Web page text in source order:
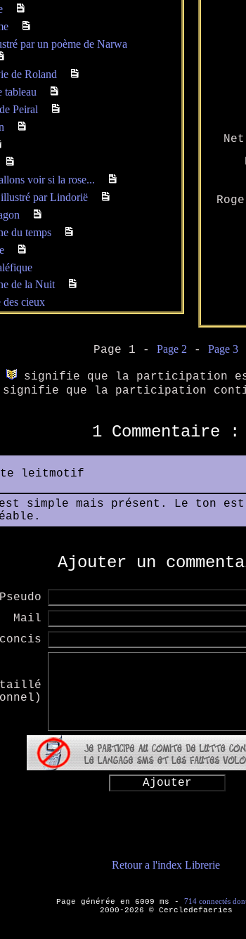
par un poème de Narwa
de Roland
tableau
Peiral
voir si la rose...
par Lindorië
du temps
de la Nuit
cieux
Page 1 - Page 2 - Page 3
signifie que la participation
que la participation
1 Commentaire :
leitmotif
simple mais présent. Le ton est
Ajouter un
Pseudo
Mail
Retour a l'index Librerie
Page générée en 6009 ms - 714 connectés
2000-2026 © Cercledefaeries